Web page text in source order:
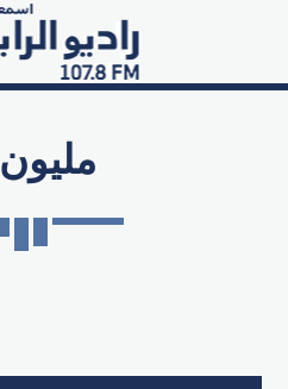
15 مليون